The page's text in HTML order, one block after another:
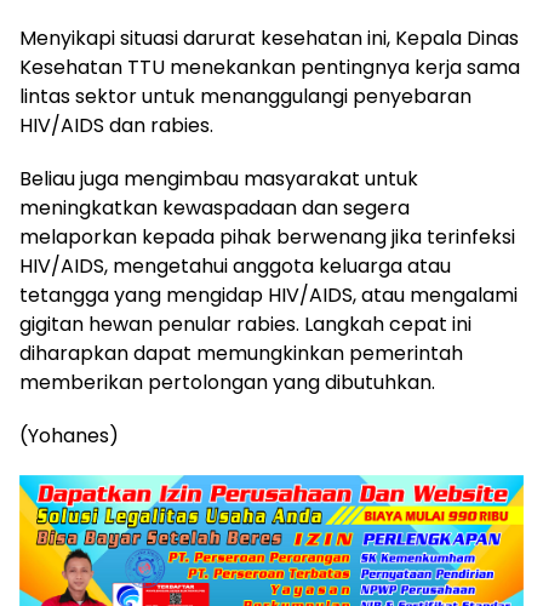
Menyikapi situasi darurat kesehatan ini, Kepala Dinas
Kesehatan TTU menekankan pentingnya kerja sama
lintas sektor untuk menanggulangi penyebaran
HIV/AIDS dan rabies.
Beliau juga mengimbau masyarakat untuk
meningkatkan kewaspadaan dan segera
melaporkan kepada pihak berwenang jika terinfeksi
HIV/AIDS, mengetahui anggota keluarga atau
tetangga yang mengidap HIV/AIDS, atau mengalami
gigitan hewan penular rabies. Langkah cepat ini
diharapkan dapat memungkinkan pemerintah
memberikan pertolongan yang dibutuhkan.
(Yohanes)